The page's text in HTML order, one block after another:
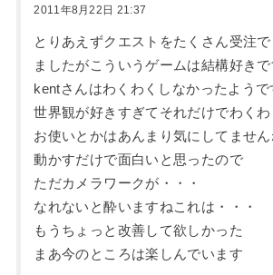
2011年8月22日 21:37
とりあえずクエストをたくさん受注
ましたがこういうゲームは結構好きで
kentさんはわくわくしなかったよう
世界観が好きすぎてそれだけでわく
お使いとかはあんまり気にしてません
動かすだけで面白いと思ったので
ただカメラワークが・・・
なれないと酔いますねこれは・・・
もうちょっと改善して欲しかった
まあ今のところは楽しんでいます